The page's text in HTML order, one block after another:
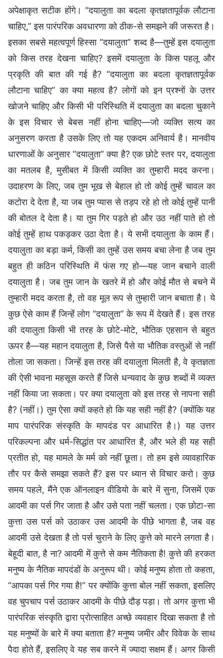
अपेक्षाकृत सटीक होंगे। “दयालुता का बदला कृतज्ञतापूर्वक लौटाना
चाहिए,” इस पारंपरिक अवधारणा को ठीक-से समझने की जरूरत है।
इसका सबसे महत्वपूर्ण हिस्सा “दयालुता” शब्द है—तुम्हें इस दयालुता
को किस तरह देखना चाहिए? इसमें दयालुता के किस पहलू और
प्रकृति की बात की गई है? “दयालुता का बदला कृतज्ञतापूर्वक
लौटाना चाहिए” का क्या महत्व है? लोगों को इन प्रश्नों के उत्तर
खोजने चाहिए और किसी भी परिस्थिति में दयालुता का बदला चुकाने
के इस विचार से बेबस नहीं होना चाहिए—जो व्यक्ति सत्य का
अनुसरण करता है उसके लिए तो यह एकदम अनिवार्य है। मानवीय
धारणाओं के अनुसार “दयालुता” क्या है? एक छोटे स्तर पर, दयालुता
का मतलब है, मुसीबत में किसी व्यक्ति का तुम्हारी मदद करना।
उदाहरण के लिए, जब तुम भूख से बेहाल हो तो कोई तुम्हें चावल का
कटोरा दे देता है, या जब तुम प्यास से तड़प रहे हो तो कोई तुम्हें पानी
की बोतल दे देता है। या तुम गिर पड़ते हो और उठ नहीं पाते हो तो
कोई तुम्हें हाथ पकड़कर उठा देता है। ये सभी दयालुता के काम हैं।
दयालुता का बड़ा कर्म, किसी का तुम्हें उस समय बचा लेना है जब तुम
बहुत ही कठिन परिस्थिति में फंस गए हो—यह जान बचाने वाली
दयालुता है। जब तुम जान के खतरे में हो और कोई मौत से बचने में
तुम्हारी मदद करता है, तो वह मूल रूप से तुम्हारी जान बचाता है। ये
कुछ ऐसे काम हैं जिन्हें लोग “दयालुता” के रूप में देखते हैं। इस तरह
की दयालुता किसी भी तरह के छोटे-मोटे, भौतिक एहसान से बहुत
ऊपर है—यह महान दयालुता है, जिसे पैसे या भौतिक वस्तुओं से नहीं
तोला जा सकता। जिन्हें इस तरह की दयालुता मिलती है, वे कृतज्ञता
की ऐसी भावना महसूस करते हैं जिसे धन्यवाद के कुछ शब्दों में व्यक्त
नहीं किया जा सकता। पर क्या दयालुता को इस तरह से नापना सही
है? (नहीं।) तुम ऐसा क्यों कहते हो कि यह सही नहीं है? (क्योंकि यह
माप पारंपरिक संस्कृति के मापदंड पर आधारित है।) यह उत्तर
परिकल्पना और धर्म-सिद्धांत पर आधारित है, और भले ही यह सही
प्रतीत हो, यह मामले के मर्म को नहीं छूता। तो हम इसे व्यावहारिक
तौर पर कैसे समझा सकते हैं? इस पर ध्यान से विचार करो। कुछ
समय पहले, मैंने एक ऑनलाइन वीडियो के बारे में सुना, जिसमें एक
आदमी का पर्स गिर जाता है और उसे पता नहीं चलता। एक छोटा-सा
कुत्ता उस पर्स को उठाकर उस आदमी के पीछे भागता है, जब वह
आदमी उसे देखता है तो पर्स चुराने के लिए कुत्ते को मारने लगता है।
बेहूदी बात, है ना? आदमी में कुत्ते से कम नैतिकता है! कुत्ते की हरकत
मनुष्य के नैतिक मापदंडों के अनुरूप थी। कोई मनुष्य होता तो कहता,
“आपका पर्स गिर गया है!” पर क्योंकि कुत्ता बोल नहीं सकता, इसलिए
वह चुपचाप पर्स उठाकर आदमी के पीछे दौड़ पड़ा। तो अगर कुत्ता भी
पारंपरिक संस्कृति द्वारा प्रोत्साहित अच्छे व्यवहार दिखा सकता है तो
यह मनुष्यों के बारे में क्या बताता है? मनुष्य जमीर और विवेक के साथ
पैदा होते हैं, इसलिए वे यह सब करने में ज्यादा सक्षम हैं। अगर किसी